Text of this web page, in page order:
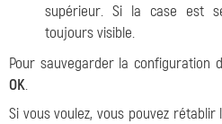
supérieur. Si la case est
toujours visible.
Pour sauvegarder la configuration
OK.
Si vous voulez, vous pouvez